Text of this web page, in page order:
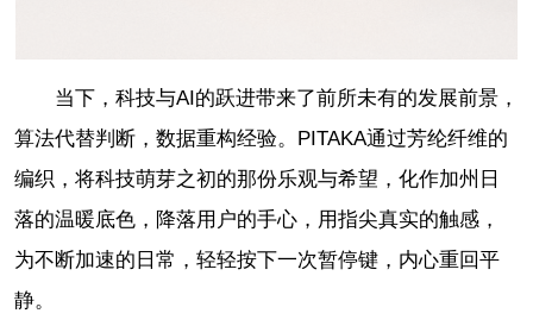
当下，科技与AI的跃进带来了前所未有的发展前景，
算法代替判断，数据重构经验。PITAKA通过芳纶纤维的
编织，将科技萌芽之初的那份乐观与希望，化作加州日
落的温暖底色，降落用户的手心，用指尖真实的触感，
为不断加速的日常，轻轻按下一次暂停键，内心重回平
静。